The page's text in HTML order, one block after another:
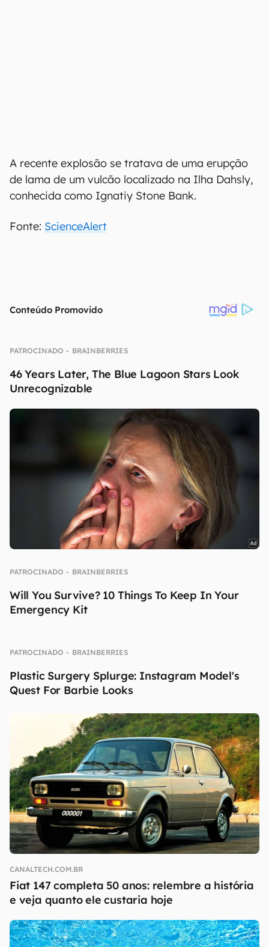
A recente explosão se tratava de uma erupção
de lama de um vulcão localizado na Ilha Dahsly,
conhecida como Ignatiy Stone Bank.
Fonte: ScienceAlert